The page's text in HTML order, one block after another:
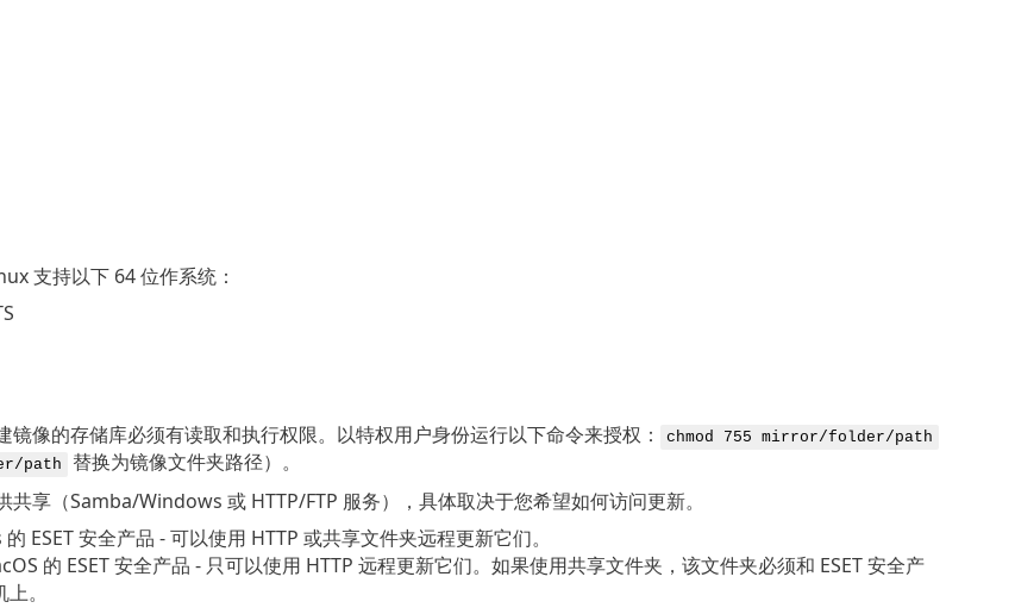
支持以下 64 位作系统：
镜像的存储库必须有读取和执行权限。以特权用户身份运行以下命令来授权： chmod 755 mirror/folder/path
path 替换为镜像文件夹路径）。
共享（Samba/Windows 或 HTTP/FTP 服务），具体取决于您希望如何访问更新。
ESET 安全产品 - 可以使用 HTTP 或共享文件夹远程更新它们。
的 ESET 安全产品 - 只可以使用 HTTP 远程更新它们。如果使用共享文件夹，该文件夹必须和 ESET 安全产
。